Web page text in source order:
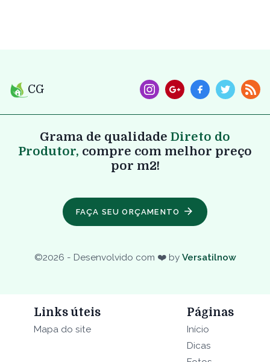
CG
Grama de qualidade Direto do
Produtor, compre com melhor preço
por m2!
FAÇA SEU ORÇAMENTO
©2026 - Desenvolvido com ❤️ by Versatilnow
Links úteis
Mapa do site
Páginas
Início
Dicas